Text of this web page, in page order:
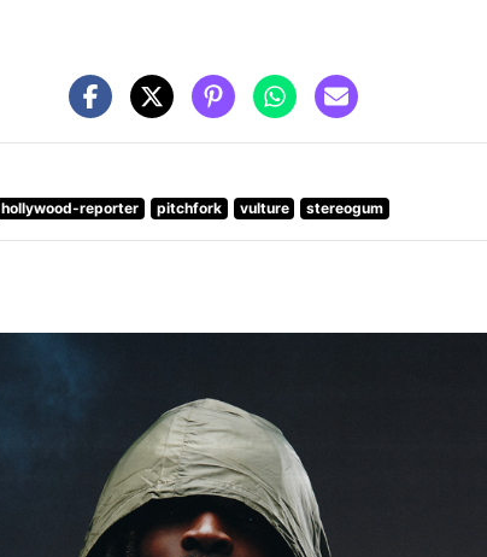
hollywood-reporter pitchfork vulture stereogum